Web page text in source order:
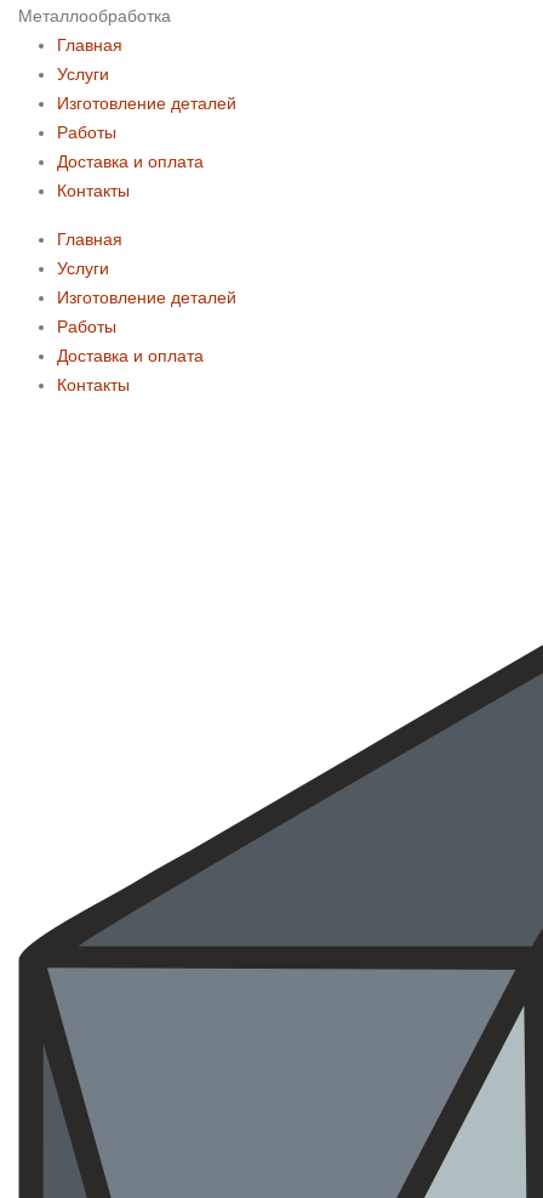
Металлообработка
Главная
Услуги
Изготовление деталей
Работы
Доставка и оплата
Контакты
Главная
Услуги
Изготовление деталей
Работы
Доставка и оплата
Контакты